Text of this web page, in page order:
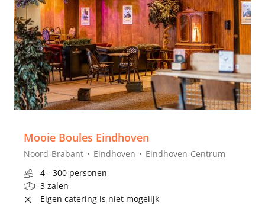
Mooie Boules Eindhoven
Noord-Brabant Eindhoven
Eindhoven-Centrum
4 - 300 personen
3 zalen
Eigen catering is niet mogelijk